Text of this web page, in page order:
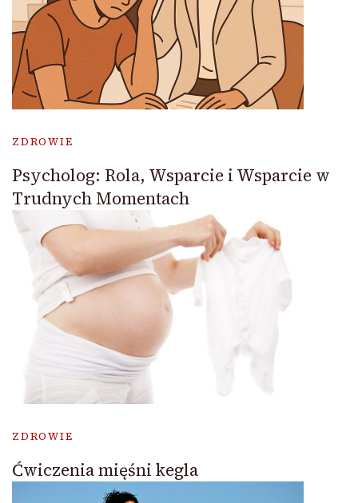
ZDROWIE
Psycholog: Rola, Wsparcie i Wsparcie w
Trudnych Momentach
ZDROWIE
Ćwiczenia mięśni kegla